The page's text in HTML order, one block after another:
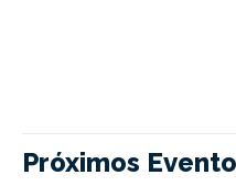
Próximos